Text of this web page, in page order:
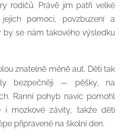
rodičů. Právě jim patří velké
pomoci, povzbuzení a
se nám takového výsledku
znatelně méně aut. Děti tak
bezpečněji — pěšky, na
Ranní pohyb navíc pomohl
i mozkové závity, takže děti
připravené na školní den.